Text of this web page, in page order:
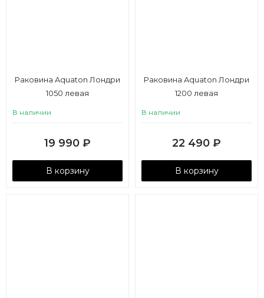
Раковина Aquaton Лондри
1050 левая
В наличии
19 990 ₽
В корзину
Раковина Aquaton Лондри
1200 левая
В наличии
22 490 ₽
В корзину